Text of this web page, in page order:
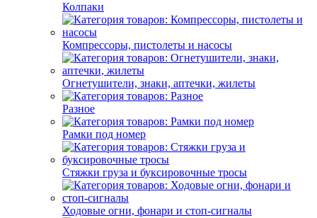
Колпаки
Компрессоры, пистолеты и насосы
Огнетушители, знаки, аптечки, жилеты
Разное
Рамки под номер
Стяжки груза и буксировочные тросы
Ходовые огни, фонари и стоп-сигналы